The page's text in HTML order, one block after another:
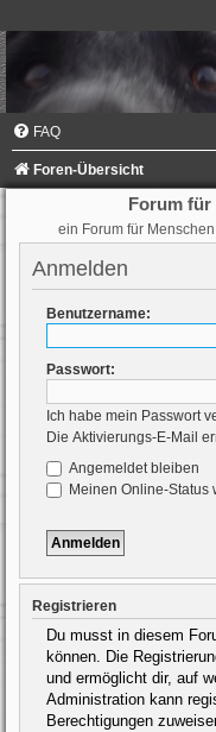
FAQ
Foren-Übersicht
Forum
ein Forum für
Anmelden
Benutzername:
Passwort:
Ich habe mein Passwort
Die Aktivierungs-E-Mail
Angemeldet bleiben
Meinen Online-Status
Registrieren
Du musst in diesem
können. Die
und ermöglicht dir, auf
Administration kann
Berechtigungen